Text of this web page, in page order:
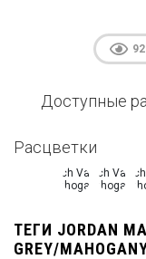
Доступные
Расцветки
ТЕГИ JORDAN
GREY/